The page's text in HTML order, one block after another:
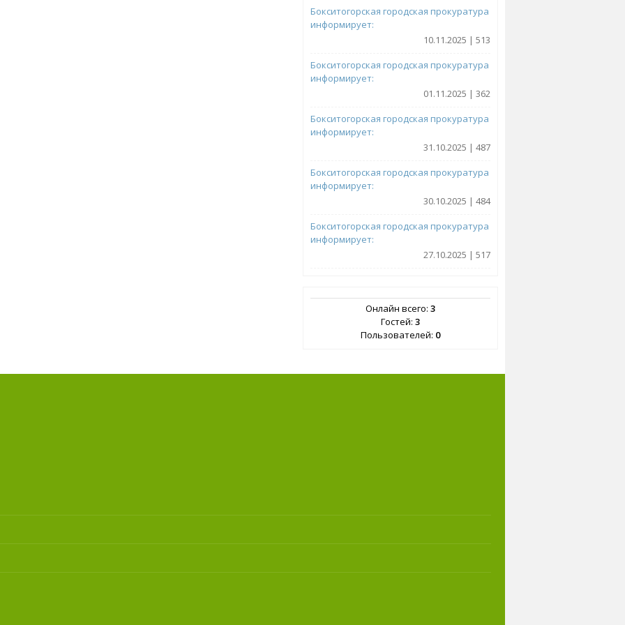
Бокситогорская городская прокуратура
информирует:
10.11.2025 | 513
Бокситогорская городская прокуратура
информирует:
01.11.2025 | 362
Бокситогорская городская прокуратура
информирует:
31.10.2025 | 487
Бокситогорская городская прокуратура
информирует:
30.10.2025 | 484
Бокситогорская городская прокуратура
информирует:
27.10.2025 | 517
Онлайн всего: 3
Гостей: 3
Пользователей: 0